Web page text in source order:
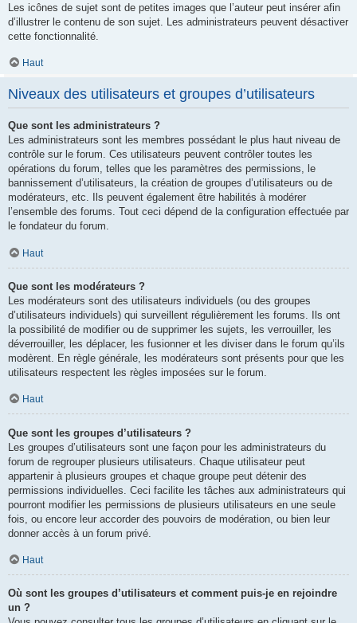
Les icônes de sujet sont de petites images que l’auteur peut insérer afin
d’illustrer le contenu de son sujet. Les administrateurs peuvent désactiver
cette fonctionnalité.
Haut
Niveaux des utilisateurs et groupes d’utilisateurs
Que sont les administrateurs ?
Les administrateurs sont les membres possédant le plus haut niveau de
contrôle sur le forum. Ces utilisateurs peuvent contrôler toutes les
opérations du forum, telles que les paramètres des permissions, le
bannissement d’utilisateurs, la création de groupes d’utilisateurs ou de
modérateurs, etc. Ils peuvent également être habilités à modérer
l’ensemble des forums. Tout ceci dépend de la configuration effectuée par
le fondateur du forum.
Haut
Que sont les modérateurs ?
Les modérateurs sont des utilisateurs individuels (ou des groupes
d’utilisateurs individuels) qui surveillent régulièrement les forums. Ils ont
la possibilité de modifier ou de supprimer les sujets, les verrouiller, les
déverrouiller, les déplacer, les fusionner et les diviser dans le forum qu’ils
modèrent. En règle générale, les modérateurs sont présents pour que les
utilisateurs respectent les règles imposées sur le forum.
Haut
Que sont les groupes d’utilisateurs ?
Les groupes d’utilisateurs sont une façon pour les administrateurs du
forum de regrouper plusieurs utilisateurs. Chaque utilisateur peut
appartenir à plusieurs groupes et chaque groupe peut détenir des
permissions individuelles. Ceci facilite les tâches aux administrateurs qui
pourront modifier les permissions de plusieurs utilisateurs en une seule
fois, ou encore leur accorder des pouvoirs de modération, ou bien leur
donner accès à un forum privé.
Haut
Où sont les groupes d’utilisateurs et comment puis-je en rejoindre
un ?